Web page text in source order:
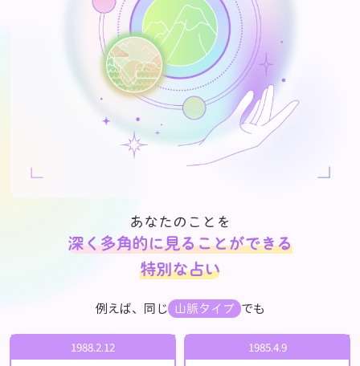
あなたのことを
深く多角的に見ることができる
特別な占い
例えば、同じ 山脈タイプ でも
1988.2.12 1985.4.9